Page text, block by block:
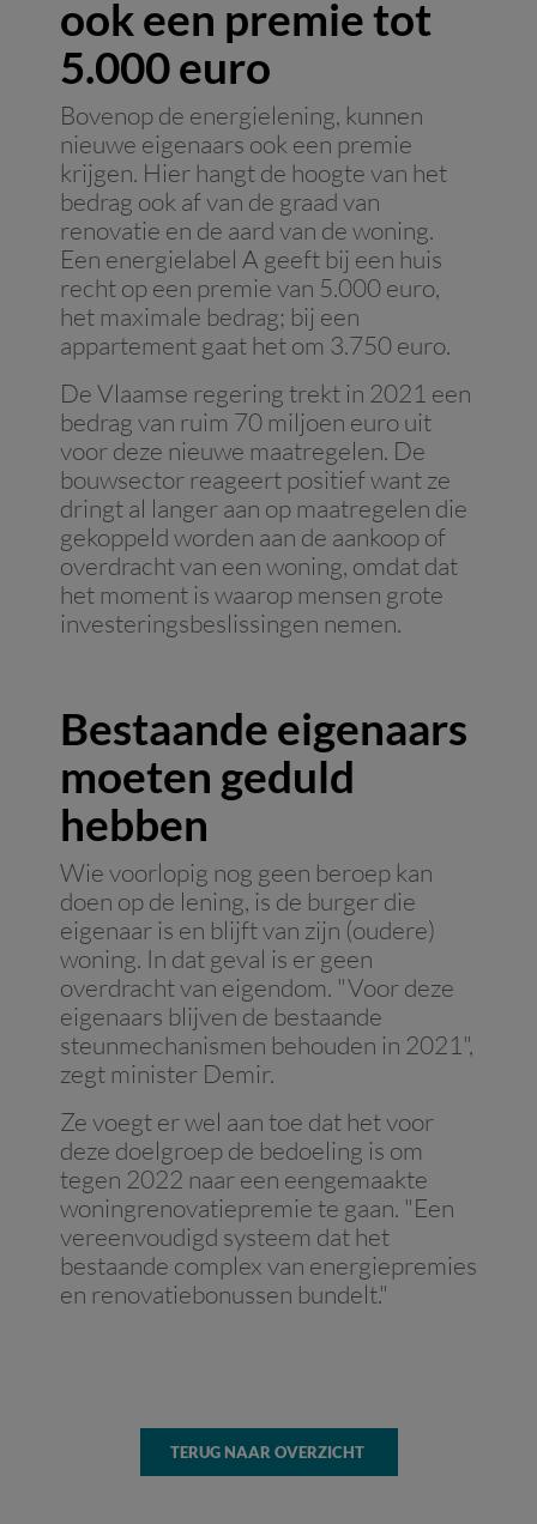
ook een premie tot
5.000 euro
Bovenop de energielening, kunnen
nieuwe eigenaars ook een premie
krijgen. Hier hangt de hoogte van het
bedrag ook af van de graad van
renovatie en de aard van de woning.
Een energielabel A geeft bij een huis
recht op een premie van 5.000 euro,
het maximale bedrag; bij een
appartement gaat het om 3.750 euro.
De Vlaamse regering trekt in 2021 een
bedrag van ruim 70 miljoen euro uit
voor deze nieuwe maatregelen. De
bouwsector reageert positief want ze
dringt al langer aan op maatregelen die
gekoppeld worden aan de aankoop of
overdracht van een woning, omdat dat
het moment is waarop mensen grote
investeringsbeslissingen nemen.
Bestaande eigenaars
moeten geduld
hebben
Wie voorlopig nog geen beroep kan
doen op de lening, is de burger die
eigenaar is en blijft van zijn (oudere)
woning. In dat geval is er geen
overdracht van eigendom. "Voor deze
eigenaars blijven de bestaande
steunmechanismen behouden in 2021",
zegt minister Demir.
Ze voegt er wel aan toe dat het voor
deze doelgroep de bedoeling is om
tegen 2022 naar een eengemaakte
woningrenovatiepremie te gaan. "Een
vereenvoudigd systeem dat het
bestaande complex van energiepremies
en renovatiebonussen bundelt."
TERUG NAAR OVERZICHT